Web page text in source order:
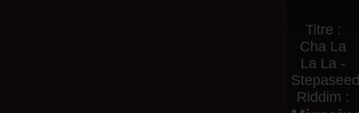
Titre :
Cha La
La La -
Riddim :